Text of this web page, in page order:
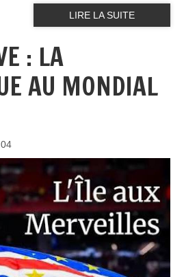
LIRE LA SUITE
: LA
AU MONDIAL